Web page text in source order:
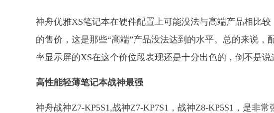
神舟优雅XS笔记本在硬件配置上可能没法与高端产品相比
的售价，这是那些“高端”产品没法达到的水平。总的来说，
率显示屏的XS在这个价位段表现还是十分出色的，倒不是
高性能轻薄笔记本战神最强
神舟战神Z7-KP5S1,战神Z7-KP7S1，战神Z8-KP5S1，是非